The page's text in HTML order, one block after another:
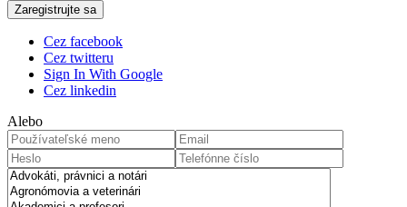
Cez facebook
Cez twitteru
Sign In With Google
Cez linkedin
Alebo